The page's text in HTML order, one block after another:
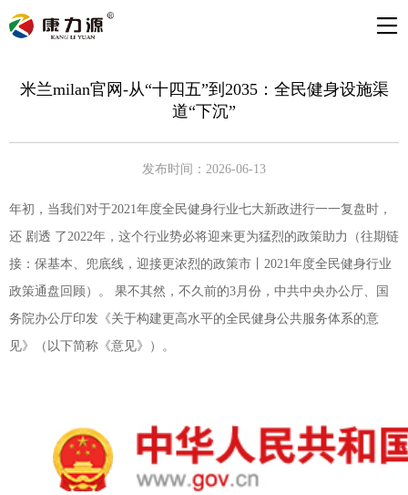
米兰milan官网-从“十四五”到2035：全民健身设施渠
道“下沉”
发布时间：2026-06-13
年初，当我们对于2021年度全民健身行业七大新政进行一一复盘时，
还 剧透 了2022年，这个行业势必将迎来更为猛烈的政策助力（往期链
接：保基本、兜底线，迎接更浓烈的政策市丨2021年度全民健身行业
政策通盘回顾）。 果不其然，不久前的3月份，中共中央办公厅、国
务院办公厅印发《关于构建更高水平的全民健身公共服务体系的意
见》（以下简称《意见》）。